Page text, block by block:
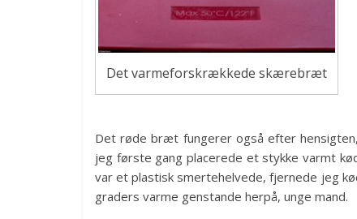
Det varmeforskrækkede skærebræt
Det røde bræt fungerer også efter
jeg første gang placerede et stykke varmt
var et plastisk smertehelvede, fjernede jeg
graders varme genstande herpå, unge mand.